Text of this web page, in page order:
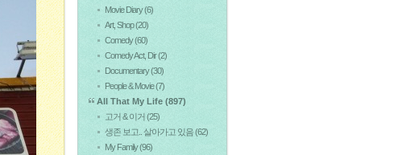
Movie Diary(6)
Art, Shop(20)
Comedy(60)
Comedy Act, Dir(2)
Documentary(30)
People & Movie(7)
All That My Life (897)
고거 & 이거 (25)
생존 보고.. 살아가고 있음(62)
My Family(96)